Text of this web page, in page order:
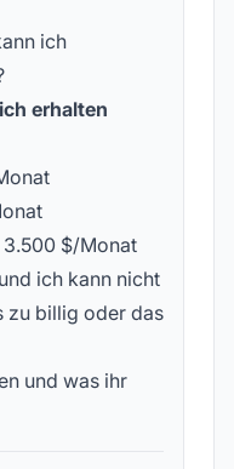
ich
erhalten
3.500 $/Monat
ich kann nicht
zu billig oder das
und was ihr